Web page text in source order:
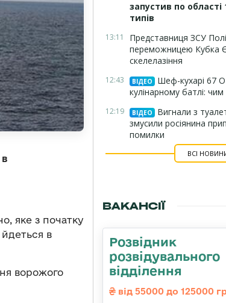
яке з початку
в
ворожого
запустив по області
типів
13:11
Представниця ЗСУ
переможницею Кубка
скелелазіння
12:43 ВІДЕО
Шеф-кухарі 67
кулінарному батлі:
12:19 ВІДЕО
Вигнали з
змусили росіянина
помилки
ВСІ
ВАКАНСІЇ
Розвідник
розвідувального
відділення
від 55000 до 125000